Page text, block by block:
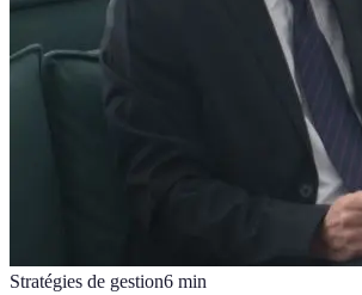
Stratégies de gestion6 min